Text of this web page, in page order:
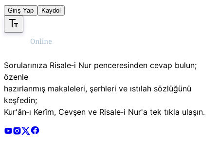
Giriş Yap Kaydol
Sorularınıza Risale‑i Nur penceresinden cevap bulun;
özenle
hazırlanmış makaleleri, şerhleri ve ıstılah sözlüğünü
keşfedin;
Kur'ân‑ı Kerîm, Cevşen ve Risale‑i Nur'a tek tıkla ulaşın.
Risale Online Youtube Hesabı
Risale Online Instagram Hesabı
Risale Online X Hesabı